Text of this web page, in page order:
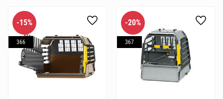
15%
366
Lägg till i favoriter
20%
367
Lägg